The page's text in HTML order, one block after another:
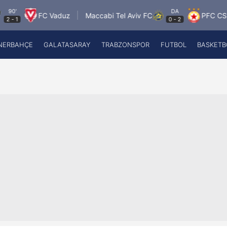
FC Vaduz Maccabi Tel Aviv FC
DA
0 -2 PFC CSKA Sofia
GALATASARAY TRABZONSPOR FUTBOL